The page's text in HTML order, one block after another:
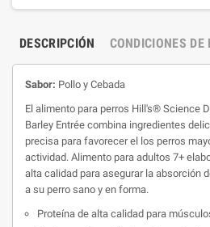
DESCRIPCIÓN CONDICIONES DE
Sabor: Pollo y Cebada
El alimento para perros Hill's® Science
Barley Entrée combina ingredientes
precisa para favorecer el los perros
actividad. Alimento para adultos 7+
alta calidad para asegurar la absorción
a su perro sano y en forma.
Proteína de alta calidad para